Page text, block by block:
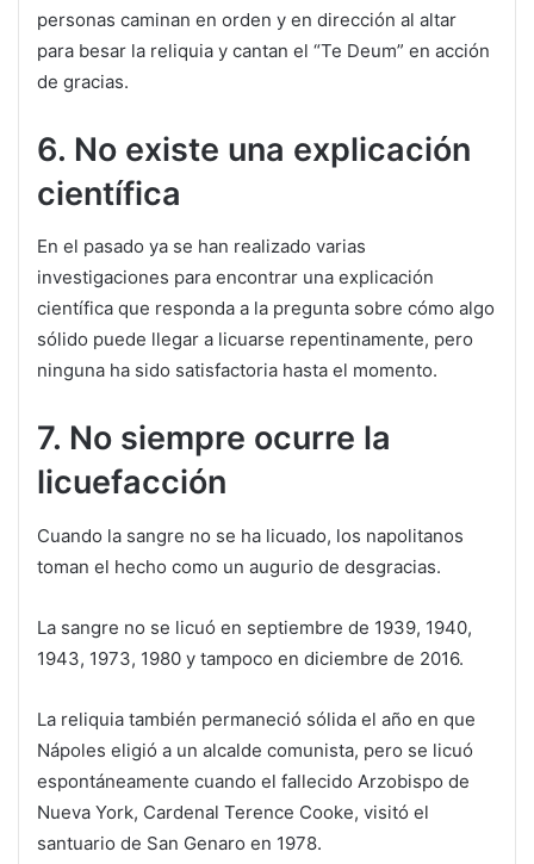
personas caminan en orden y en dirección al altar
para besar la reliquia y cantan el “Te Deum” en acción
de gracias.
6. No existe una explicación
científica
En el pasado ya se han realizado varias
investigaciones para encontrar una explicación
científica que responda a la pregunta sobre cómo algo
sólido puede llegar a licuarse repentinamente, pero
ninguna ha sido satisfactoria hasta el momento.
7. No siempre ocurre la
licuefacción
Cuando la sangre no se ha licuado, los napolitanos
toman el hecho como un augurio de desgracias.
La sangre no se licuó en septiembre de 1939, 1940,
1943, 1973, 1980 y tampoco en diciembre de 2016.
La reliquia también permaneció sólida el año en que
Nápoles eligió a un alcalde comunista, pero se licuó
espontáneamente cuando el fallecido Arzobispo de
Nueva York, Cardenal Terence Cooke, visitó el
santuario de San Genaro en 1978.